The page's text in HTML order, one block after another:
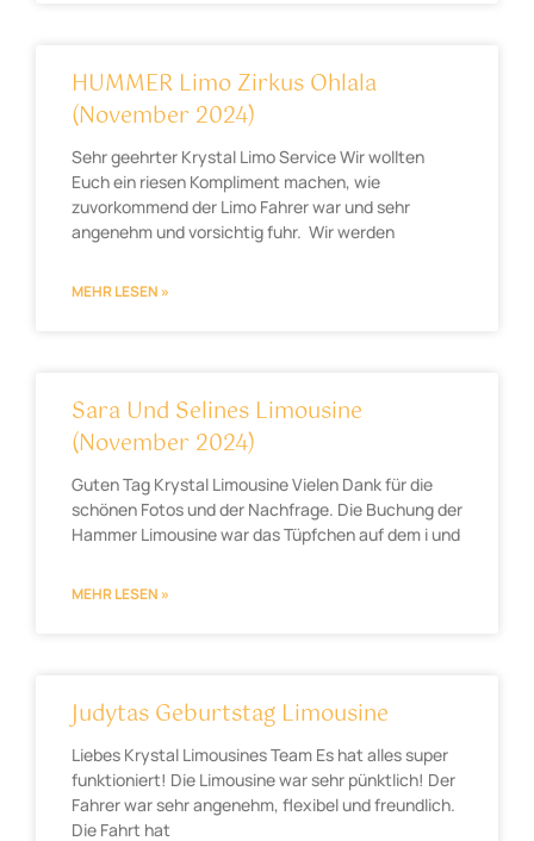
HUMMER Limo Zirkus Ohlala
(November 2024)
Sehr geehrter Krystal Limo Service Wir wollten
Euch ein riesen Kompliment machen, wie
zuvorkommend der Limo Fahrer war und sehr
angenehm und vorsichtig fuhr. Wir werden
MEHR LESEN »
Sara Und Selines Limousine
(November 2024)
Guten Tag Krystal Limousine Vielen Dank für die
schönen Fotos und der Nachfrage. Die Buchung der
Hammer Limousine war das Tüpfchen auf dem i und
MEHR LESEN »
Judytas Geburtstag Limousine
Liebes Krystal Limousines Team Es hat alles super
funktioniert! Die Limousine war sehr pünktlich! Der
Fahrer war sehr angenehm, flexibel und freundlich.
Die Fahrt hat